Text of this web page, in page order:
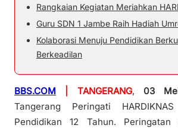
Rangkaian Kegiatan Meriahkan
Guru SDN 1 Jambe Raih Hadiah
Kolaborasi Menuju Pendidikan
Berkeadilan
BBS.COM | TANGERANG, 03
Tangerang Peringati
Pendidikan 12 Tahun. Peringatan